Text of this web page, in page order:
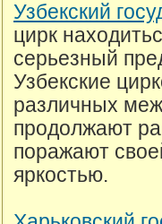
Узбекский
цирк
серьезный
Узбекские
различных
продолжают
поражают
яркостью.